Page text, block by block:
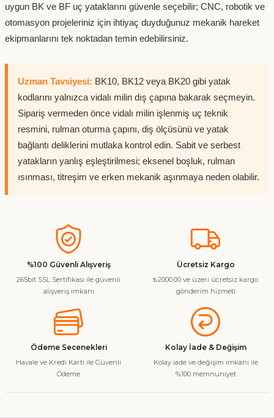
uygun BK ve BF uç yataklarını güvenle seçebilir; CNC, robotik ve
otomasyon projeleriniz için ihtiyaç duyduğunuz mekanik hareket
ekipmanlarını tek noktadan temin edebilirsiniz.
Uzman Tavsiyesi: BK10, BK12 veya BK20 gibi yatak
kodlarını yalnızca vidalı milin dış çapına bakarak seçmeyin.
Sipariş vermeden önce vidalı milin işlenmiş uç teknik
resmini, rulman oturma çapını, diş ölçüsünü ve yatak
bağlantı deliklerini mutlaka kontrol edin. Sabit ve serbest
yatakların yanlış eşleştirilmesi; eksenel boşluk, rulman
ısınması, titreşim ve erken mekanik aşınmaya neden olabilir.
%100 Güvenli Alışveriş
265bit SSL Sertifikası ile güvenli
alışveriş imkanı
Ücretsiz Kargo
₺2000,00 ve üzeri ücretsiz kargo
gönderim hizmeti
Ödeme Secenekleri
Havale ve Kredi Kartı ile Güvenli
Ödeme
Kolay İade & Değişim
Kolay iade ve değişim imkanı ile
%100 memnuniyet